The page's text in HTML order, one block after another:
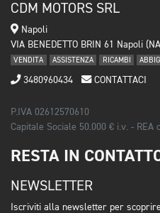
CDM MOTORS SRL
Napoli
VIA BENEDETTO BRIN 61 Napoli
VENDITA ASSISTENZA RICAMBI
3480960434 CONTATTACI
P.IVA 02612570610
Capitale Sociale 50.000 € i.v. - REA
RESTA IN
NEWSLETTER
Iscriviti alla newsletter per